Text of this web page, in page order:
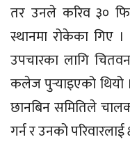
तर उनले करिव ३०
स्थानमा रोकेका गिए
उपचारका लागि
कलेज पुर्‍याइएको
छानबिन समितिले
गर्न र उनको